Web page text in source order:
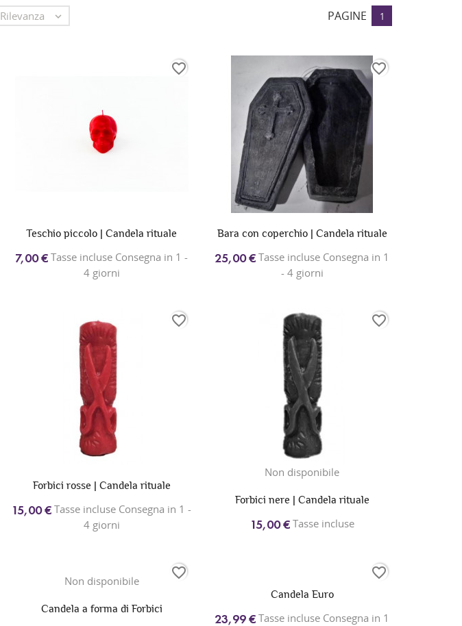
Rilevanza  PAGINE 1
Teschio piccolo | Candela rituale
7,00 € Tasse incluse Consegna in 1 -
4 giorni
favorite_border
Bara con coperchio | Candela rituale
25,00 € Tasse incluse Consegna in 1
- 4 giorni
favorite_border
Forbici rosse | Candela rituale
15,00 € Tasse incluse Consegna in 1 -
4 giorni
favorite_border
Non disponibile
Forbici nere | Candela rituale
15,00 €Tasse incluse
favorite_border
Non disponibile
Candela a forma di Forbici
favorite_border
Candela Euro
23,99 € Tasse incluse Consegna in 1
favorite_border